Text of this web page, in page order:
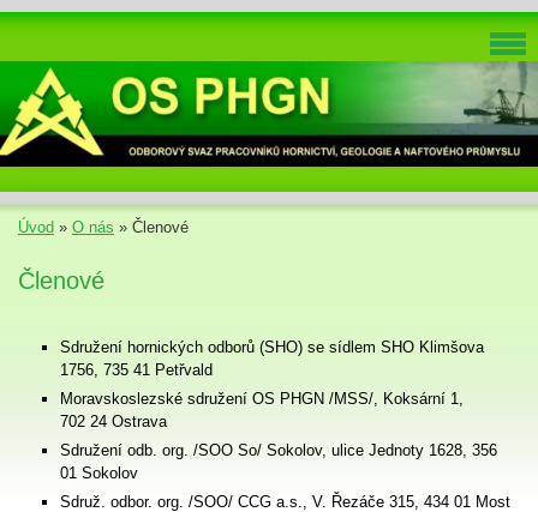
Úvod » O nás » Členové
Členové
Sdružení hornických odborů (SHO) se sídlem SHO Klimšova
1756, 735 41 Petřvald
Moravskoslezské sdružení OS PHGN /MSS/, Koksární 1,
702 24 Ostrava
Sdružení odb. org. /SOO So/ Sokolov, ulice Jednoty 1628, 356
01 Sokolov
Sdruž. odbor. org. /SOO/ CCG a.s., V. Řezáče 315, 434 01 Most